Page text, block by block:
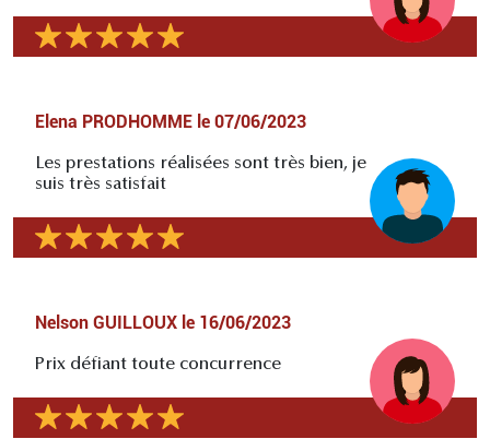
Elena PRODHOMME le 07/06/2023
Les prestations réalisées sont très bien, je
suis très satisfait
Nelson GUILLOUX le 16/06/2023
Prix défiant toute concurrence